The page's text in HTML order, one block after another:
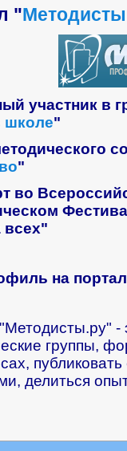
"
участник в
школе"
"
во
всех"
на
-
группы,
делиться